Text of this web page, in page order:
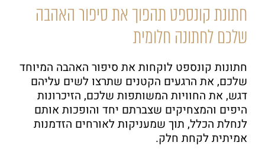
חתונת קונספט תהפוך את סיפור האהבה
שלכם לחתונה חלומית
חתונות קונספט לוקחות את סיפור האהבה המיוחד
שלכם, את הרגעים הקטנים שתרצו לשים עליהם
דגש, את החוויות המשותפות שלכם, הזיכרונות
היפים והמצחיקים שצברתם יחד והופכות אותם
לנחלת הכלל, תוך שמעניקות לאורחים הזדמנות
אמיתית לקחת חלק.